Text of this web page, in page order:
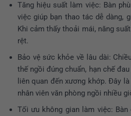
Tăng hiệu suất làm việc: Bàn
việc giúp bạn thao tác dễ dàng,
Khi cảm thấy thoải mái, năng
rệt.
Bảo vệ sức khỏe về lâu dài:
thế ngồi đúng chuẩn, hạn chế
liên quan đến xương khớp. Đây
nhân viên văn phòng ngồi nhiều
Tối ưu không gian làm việc: